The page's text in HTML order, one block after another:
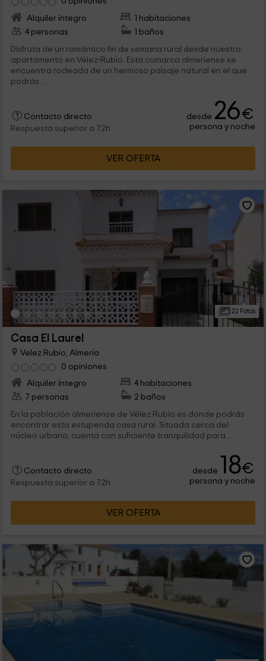
Alquiler íntegro
1 habitaciones
4 personas
1 baños
Disfruta de un romántico fin de semana rural desde nuestro
apartamento en Vélez-Rubio. Esta comarca almeriense se
encuentra rodeada de un hermoso paisaje natural en el que
podrás...
Contacto directo
Respuesta superior a 72h
desde 26€
persona y noche
VER OFERTA
22 Fotos
Casa El Laurel
Velez Rubio, Almería
0 opiniones
Alquiler íntegro
4 habitaciones
7 personas
2 baños
En la población almeriense de Vélez Rubio es donde podrás
encontrar esta estupenda casa rural. Situada cerca del
núcleo urbano, cuenta con suficiente tranquilidad para...
Contacto directo
Respuesta superior a 72h
desde 18€
persona y noche
VER OFERTA